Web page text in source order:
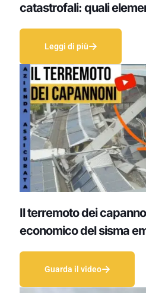
catastrofali: quali
Leggi di più
Il terremoto dei
economico del sisma
Guarda il video